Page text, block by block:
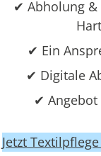
✔ Abholung &
✔ Ein
✔ Digitale
✔ Angebot
Jetzt